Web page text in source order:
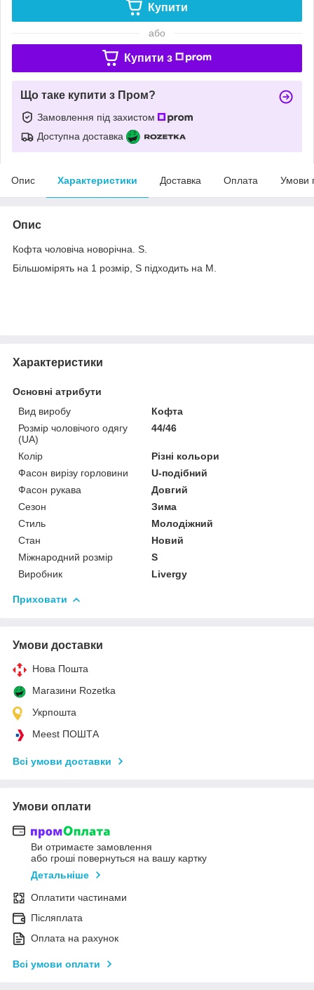
Купити
або
Купити з
Що таке купити з Пром?
Замовлення під захистом
Доступна доставка
Опис Характеристики Доставка Оплата Умови
Опис
Кофта чоловіча новорічна. S.
Більшомірять на 1 розмір, S підходить на M.
Характеристики
Основні атрибути
Вид виробу
Кофта
Розмір чоловічого одягу
(UA)
44/46
Колір
Різні кольори
Фасон вирізу горловини
U-подібний
Фасон рукава
Довгий
Сезон
Зима
Стиль
Молодіжний
Стан
Новий
Міжнародний розмір
S
Виробник
Livergy
Приховати
Умови доставки
Нова Пошта
Магазини Rozetka
Укрпошта
Meest ПОШТА
Всі умови доставки
Умови оплати
Ви отримаєте замовлення
або гроші повернуться на вашу картку
Детальніше
Оплатити частинами
Післяплата
Оплата на рахунок
Всі умови оплати